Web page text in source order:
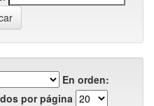
En orden:
por página